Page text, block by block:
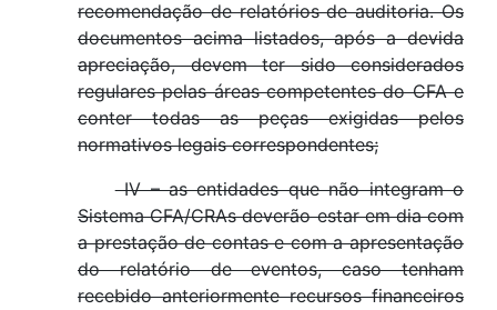
recomendação de relatórios de auditoria. Os
documentos acima listados, após a devida
apreciação, devem ter sido considerados
regulares pelas áreas competentes do CFA e
conter todas as peças exigidas pelos
normativos legais correspondentes;
IV – as entidades que não integram o
Sistema CFA/CRAs deverão estar em dia com
a prestação de contas e com a apresentação
do relatório de eventos, caso tenham
recebido anteriormente recursos financeiros